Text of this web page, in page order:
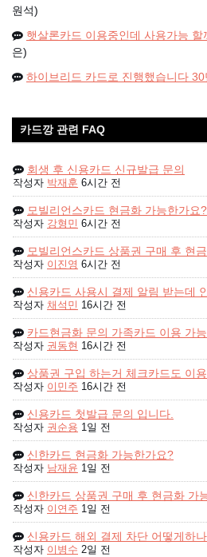
원석)
햇살론카드 이용중인데 사용가능
은)
하이브리드 카드로 진행했습니다
카드깡 관련 FAQ
회생 후 신용카드 신규발급 문의
작성자 박재훈 6시간 전
모빌리언스카드 현금화 가능한가요?
작성자 강형민 6시간 전
모빌리언스카드 상품권 구매 후 현
작성자 이진영 6시간 전
신용카드 사용시 결제 알림 받는데
작성자 채석민 16시간 전
카드현금화 문의 가족카드 이용 가
작성자 권동현 16시간 전
상품권 구입 하는거 체크카드도 이
작성자 이민주 16시간 전
신용카드 첫발급 문의 입니다.
작성자 권순용 1일 전
신한카드 현금화 가능한가요?
작성자 남재윤 1일 전
신한카드 상품권 구매 후 현금화 가
작성자 이연주 1일 전
신용카드 해외 결제 차단 어떻게하
작성자 이병수 2일 전